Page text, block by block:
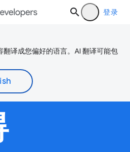
登录
译成您偏好的语言。AI 翻译可能包